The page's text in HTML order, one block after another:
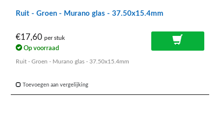
Ruit - Groen - Murano glas - 37.50x15.4mm
€17,60 per stuk
Op voorraad
Ruit - Groen - Murano glas - 37.50x15.4mm
Toevoegen aan vergelijking